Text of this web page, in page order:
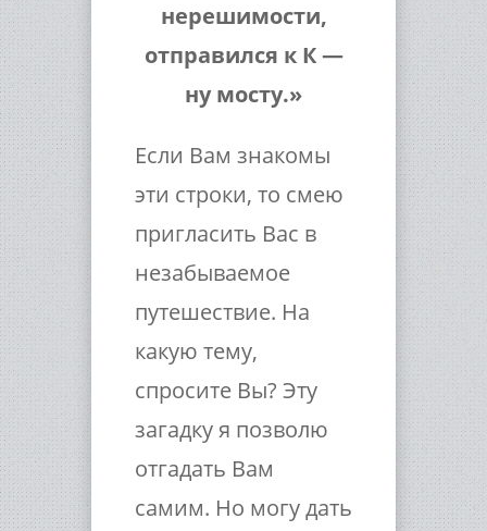
нерешимости,
отправился к К —
ну мосту.»
Если Вам знакомы
эти строки, то смею
пригласить Вас в
незабываемое
путешествие. На
какую тему,
спросите Вы? Эту
загадку я позволю
отгадать Вам
самим. Но могу дать